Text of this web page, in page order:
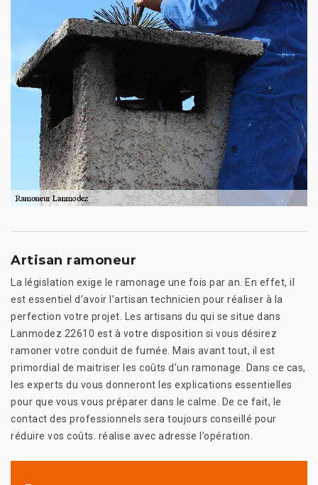
Artisan ramoneur
La législation exige le ramonage une fois par an. En effet, il
est essentiel d’avoir l’artisan technicien pour réaliser à la
perfection votre projet. Les artisans du qui se situe dans
Lanmodez 22610 est à votre disposition si vous désirez
ramoner votre conduit de fumée. Mais avant tout, il est
primordial de maitriser les coûts d’un ramonage. Dans ce cas,
les experts du vous donneront les explications essentielles
pour que vous vous préparer dans le calme. De ce fait, le
contact des professionnels sera toujours conseillé pour
réduire vos coûts. réalise avec adresse l’opération.